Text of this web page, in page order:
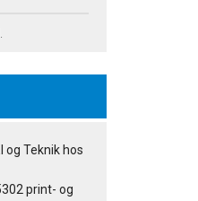
og Teknik hos
print- og